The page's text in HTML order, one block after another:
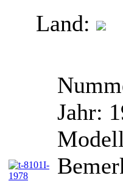
Land:
Jahr: